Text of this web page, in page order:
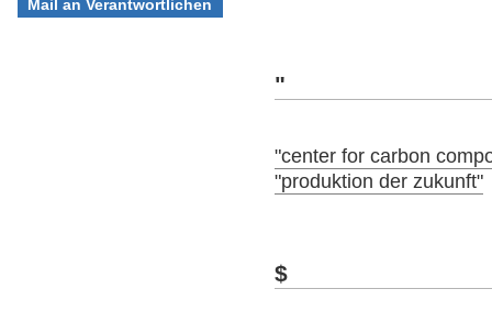
"
"center for carbon
"produktion der zukunft"
$